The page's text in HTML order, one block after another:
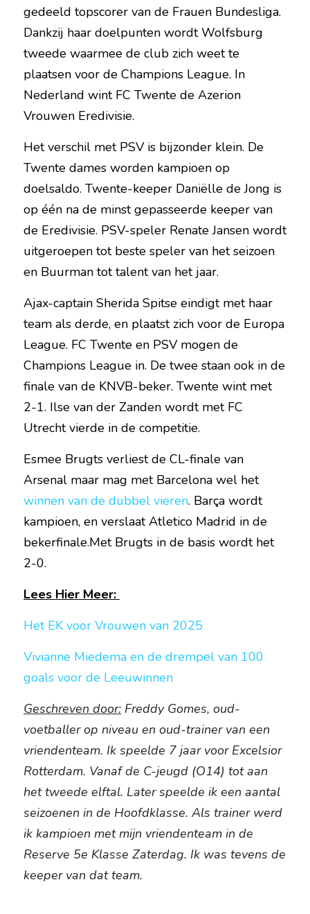
gedeeld topscorer van de Frauen Bundesliga.
Dankzij haar doelpunten wordt Wolfsburg
tweede waarmee de club zich weet te
plaatsen voor de Champions League. In
Nederland wint FC Twente de Azerion
Vrouwen Eredivisie.
Het verschil met PSV is bijzonder klein. De
Twente dames worden kampioen op
doelsaldo. Twente-keeper Daniëlle de Jong is
op één na de minst gepasseerde keeper van
de Eredivisie. PSV-speler Renate Jansen wordt
uitgeroepen tot beste speler van het seizoen
en Buurman tot talent van het jaar.
Ajax-captain Sherida Spitse eindigt met haar
team als derde, en plaatst zich voor de Europa
League. FC Twente en PSV mogen de
Champions League in. De twee staan ook in de
finale van de KNVB-beker. Twente wint met
2-1. Ilse van der Zanden wordt met FC
Utrecht vierde in de competitie.
Esmee Brugts verliest de CL-finale van
Arsenal maar mag met Barcelona wel
het
winnen van de dubbel vieren. Barça wordt
kampioen, en verslaat Atletico Madrid in de
bekerfinale.Met Brugts in de basis wordt het
2-0.
Lees Hier Meer:
Het EK voor Vrouwen van 2025
Vivianne Miedema en de drempel van 100
goals voor de Leeuwinnen
Geschreven door: Freddy Gomes, oud-
voetballer op niveau en oud-trainer van een
vriendenteam. Ik speelde 7 jaar voor Excelsior
Rotterdam. Vanaf de C-jeugd (O14) tot aan
het tweede elftal. Later speelde ik een aantal
seizoenen in de Hoofdklasse. Als trainer werd
ik kampioen met mijn vriendenteam in de
Reserve 5e Klasse Zaterdag. Ik was tevens de
keeper van dat team.